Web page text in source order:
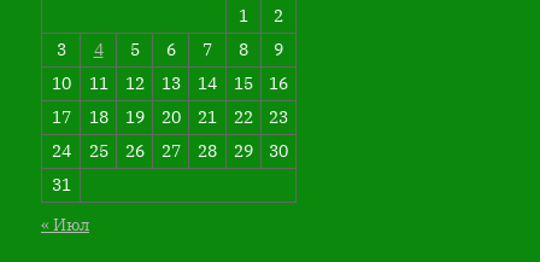
1
2
3
4 5 6 7 8
9
10
11 12 13 14 15
16
17
18 19 20 21 22
23
24
25 26 27 28 29
30
31
« Июл